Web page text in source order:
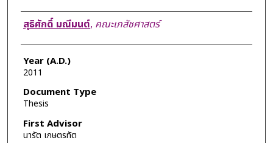
Author
สุธิศักดิ์ มณีมนต์, คณะเภสัชศาสตร์
Year (A.D.)
2011
Document Type
Thesis
First Advisor
นารัต เกษตรทัต